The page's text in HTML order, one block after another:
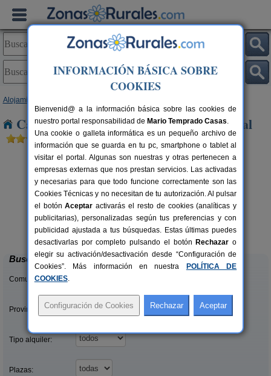
Alojamientos
Casas Rurales cerca de A Coruña capital
6-10+2 pers.
desde30 €
Casa Da Maestra
Rianxo (A Coruña)
Buscar
Comunidades:
Provincias/Islas:
Tipo alquiler:
Plazas:
INFORMACIÓN BÁSICA SOBRE
COOKIES
Bienvenid@ a la información básica sobre las cookies de
nuestro portal responsabilidad de Mario Temprado Casas.
Una cookie o galleta informática es un pequeño archivo de
información que se guarda en tu pc, smartphone o tablet al
visitar el portal. Algunas son nuestras y otras pertenecen a
empresas externas que nos prestan servicios. Las activadas
y necesarias para que todo funcione correctamente son las
Cookies Técnicas y no necesitan de tu autorización. Al pulsar
el botónAceptar activarás el resto de cookies (analíticas y
publicitarias), personalizadas según tus preferencias y con
publicidad ajustada a tus búsquedas. Estas últimas puedes
desactivarlas por completo pulsando el botón Rechazar o
elegir su activación/desactivación desde “Configuración de
Cookies”. Más información en nuestra
POLÍTICA DE
COOKIES.